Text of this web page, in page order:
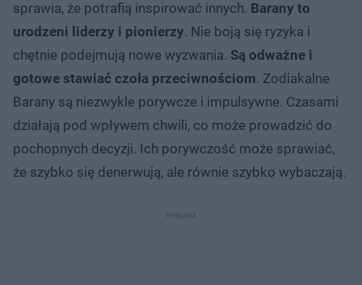
sprawia, że potrafią inspirować innych. Barany to
urodzeni liderzy i pionierzy. Nie boją się ryzyka i
chętnie podejmują nowe wyzwania. Są odważne i
gotowe stawiać czoła przeciwnościom. Zodiakalne
Barany są niezwykle porywcze i impulsywne. Czasami
działają pod wpływem chwili, co może prowadzić do
pochopnych decyzji. Ich porywczość może sprawiać,
że szybko się denerwują, ale równie szybko wybaczają.